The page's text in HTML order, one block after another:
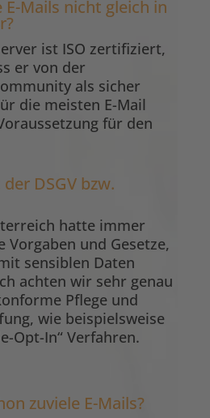
Mails nicht gleich in
ist ISO zertifiziert,
er von der
als sicher
die meisten E-Mail
für den
DSGV bzw.
hatte immer
Vorgaben und Gesetze,
sensiblen Daten
achten wir sehr genau
Pflege und
wie beispielsweise
Opt-In“ Verfahren.
zuviele E-Mails?